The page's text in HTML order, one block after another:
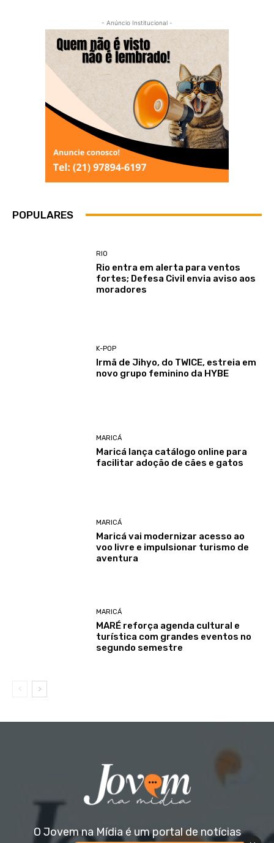
- Anúncio Institucional -
POPULARES
RIO
Rio entra em alerta para ventos
fortes; Defesa Civil envia aviso aos
moradores
K-POP
Irmã de Jihyo, do TWICE, estreia em
novo grupo feminino da HYBE
MARICÁ
Maricá lança catálogo online para
facilitar adoção de cães e gatos
MARICÁ
Maricá vai modernizar acesso ao
voo livre e impulsionar turismo de
aventura
MARICÁ
MARÉ reforça agenda cultural e
turística com grandes eventos no
segundo semestre
O Jovem na Mídia é um portal de notícias